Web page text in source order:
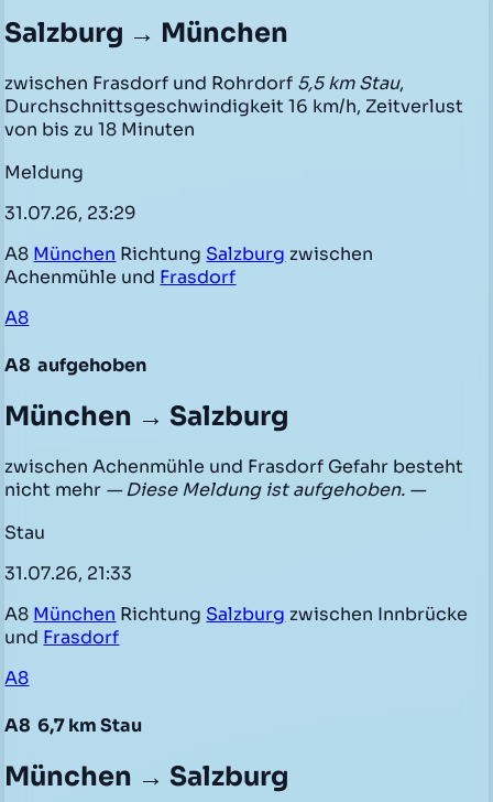
Salzburg → München
zwischen Frasdorf und Rohrdorf 5,5 km Stau,
Durchschnittsgeschwindigkeit 16 km/h, Zeitverlust
von bis zu 18 Minuten
Meldung
31.07.26, 23:29
A8 München Richtung Salzburg zwischen
Achenmühle und Frasdorf
A8
A8 aufgehoben
München → Salzburg
zwischen Achenmühle und Frasdorf Gefahr besteht
nicht mehr — Diese Meldung ist aufgehoben. —
Stau
31.07.26, 21:33
A8 München Richtung Salzburg zwischen Innbrücke
und Frasdorf
A8
A8 6,7 km Stau
München → Salzburg